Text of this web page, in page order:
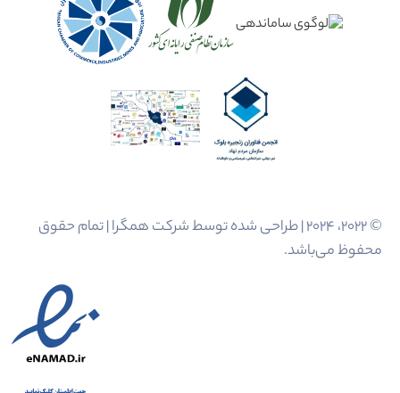
© 2022، 2024 | طراحی شده توسط شرکت همگرا | تمام حقوق
محفوظ می‌باشد.